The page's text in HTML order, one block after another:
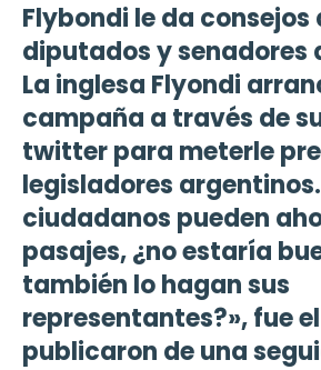
Flybondi le da consejos
diputados y senadores
La inglesa Flyondi
campaña a través de
twitter para meterle
legisladores argentinos.
ciudadanos pueden
pasajes, ¿no estaría
también lo hagan sus
representantes?», fue
publicaron de una